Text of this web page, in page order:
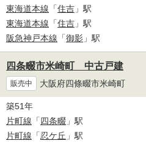
東海道本線 「住吉 」駅
東海道本線 「住吉 」駅
阪急神戸本線 「御影 」駅
四条畷市米崎町 中古戸建
販売中 大阪府四條畷市米崎町
築51年
片町線 「四条畷 」駅
片町線 「忍ケ丘 」駅